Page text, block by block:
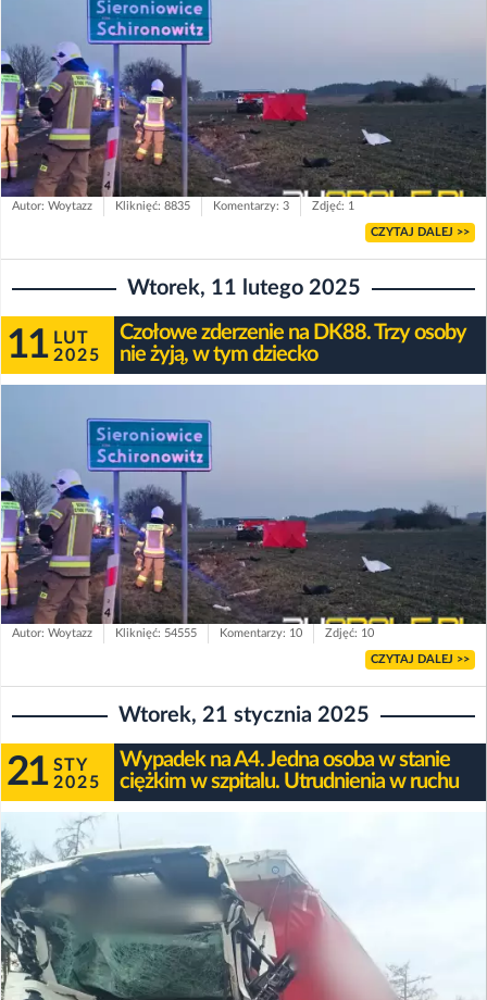
Autor: Woytazz Kliknięć: 8835 Komentarzy: 3 Zdjęć: 1
CZYTAJ DALEJ >>
Wtorek, 11 lutego 2025
11 LUT
2025
Czołowe zderzenie na DK88. Trzy osoby
nie żyją, w tym dziecko
Autor: Woytazz Kliknięć: 54555 Komentarzy: 10 Zdjęć: 10
CZYTAJ DALEJ >>
Wtorek, 21 stycznia 2025
21 STY
2025
Wypadek na A4. Jedna osoba w stanie
ciężkim w szpitalu. Utrudnienia w ruchu